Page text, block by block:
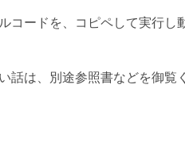
コードを、コピペして実行し
は、別途参照書などを御覧